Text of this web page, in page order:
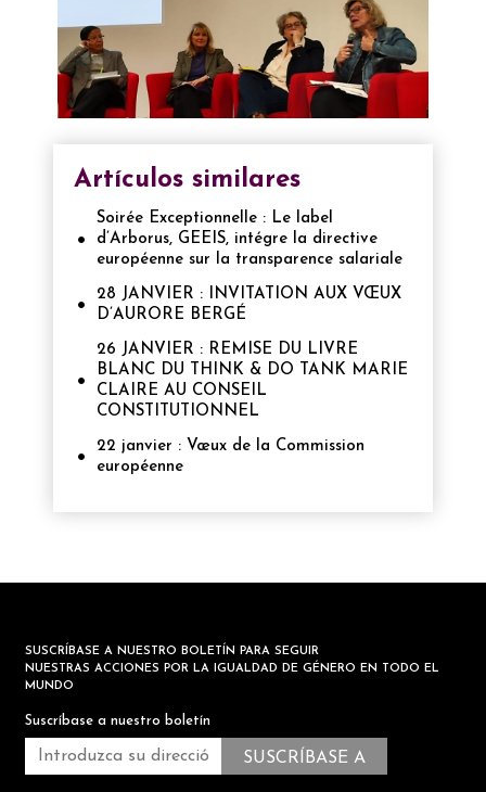
Artículos similares
Soirée Exceptionnelle : Le label
d’Arborus, GEEIS, intégre la directive
européenne sur la transparence salariale
28 JANVIER : INVITATION AUX VŒUX
D’AURORE BERGÉ
26 JANVIER : REMISE DU LIVRE
BLANC DU THINK & DO TANK MARIE
CLAIRE AU CONSEIL
CONSTITUTIONNEL
22 janvier : Vœux de la Commission
européenne
SUSCRÍBASE A NUESTRO BOLETÍN PARA SEGUIR
NUESTRAS ACCIONES POR LA IGUALDAD DE GÉNERO EN TODO EL
MUNDO
Suscríbase a nuestro boletín